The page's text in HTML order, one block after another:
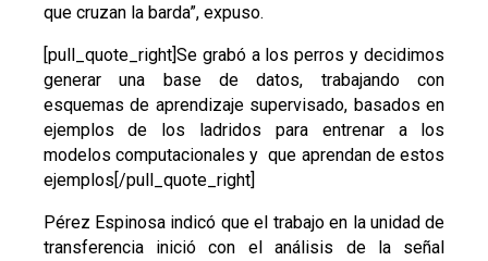
que cruzan la barda”, expuso.
[pull_quote_right]Se grabó a los perros y decidimos
generar una base de datos, trabajando con
esquemas de aprendizaje supervisado, basados en
ejemplos de los ladridos para entrenar a los
modelos computacionales y que aprendan de estos
ejemplos[/pull_quote_right]
Pérez Espinosa indicó que el trabajo en la unidad de
transferencia inició con el análisis de la señal